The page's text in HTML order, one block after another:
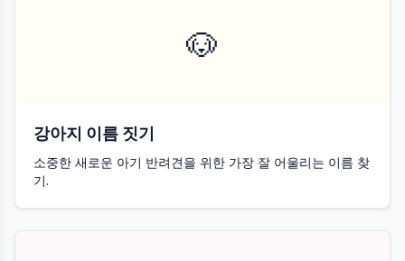
🐶
강아지 이름 짓기
소중한 새로운 아기 반려견을 위한 가장 잘 어울리는 이름 찾
기.